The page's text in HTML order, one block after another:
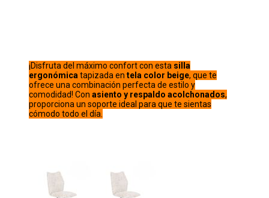
¡Disfruta del máximo confort con esta silla
ergonómicatapizada en tela color beige, que te
ofrece una combinación perfecta de estilo y
comodidad! Con asiento y respaldo acolchonados,
proporciona un soporte ideal para que te sientas
cómodo todo el día.